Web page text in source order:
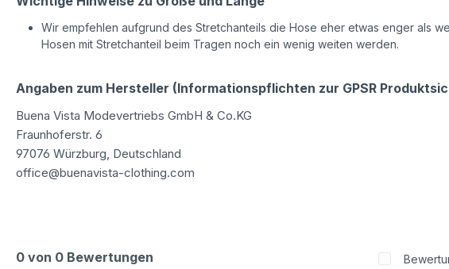
Wir empfehlen aufgrund des Stretchanteils die Hose eher etwas enger als
Hosen mit Stretchanteil beim Tragen noch ein wenig weiten werden.
Angaben zum Hersteller (Informationspflichten zur GPSR
Buena Vista Modevertriebs GmbH & Co.KG
Fraunhoferstr. 6
97076 Würzburg, Deutschland
office@buenavista-clothing.com
0 von 0 Bewertungen